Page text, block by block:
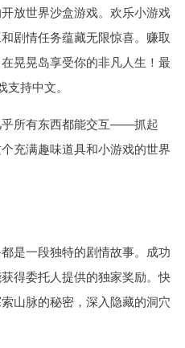
放世界沙盒游戏。欢乐小游戏
剧情任务蕴藏无限惊喜。赚取
晃晃岛享受你的非凡人生！最
持中文。
乎所有东西都能交互——抓起
充满趣味道具和小游戏的世界
是一段独特的剧情故事。成功
得委托人提供的独家奖励。快
山脉的秘密，深入隐藏的洞穴